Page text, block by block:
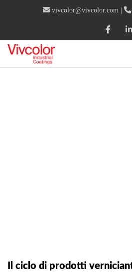
vivcolor@vivcolor.com |
Il ciclo di prodotti